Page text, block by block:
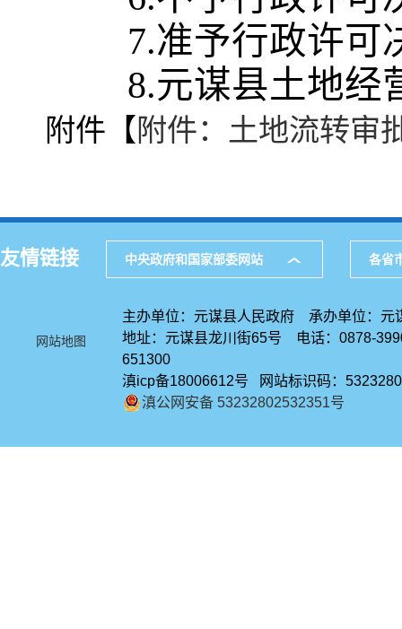
7.准予行政许可
8.元谋县土地经
附件【 附件：土地流转审
友情链接 中央政府和国家部委网站 各省
网站地图
主办单位：元谋县人民政府 承办单位：元
地址：元谋县龙川街65号 电话：0878-
651300
滇icp备18006612号 网站标识码：
滇公网安备 53232802532351号